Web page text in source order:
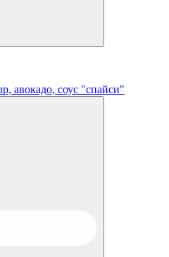
авокадо, соус "спайси"